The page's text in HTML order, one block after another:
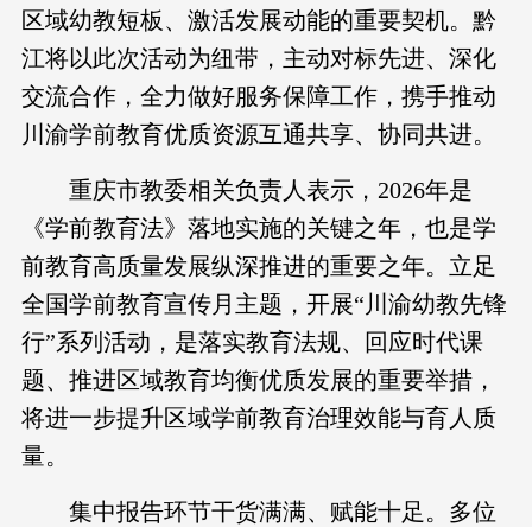
区域幼教短板、激活发展动能的重要契机。黔
江将以此次活动为纽带，主动对标先进、深化
交流合作，全力做好服务保障工作，携手推动
川渝学前教育优质资源互通共享、协同共进。
重庆市教委相关负责人表示，2026年是
《学前教育法》落地实施的关键之年，也是学
前教育高质量发展纵深推进的重要之年。立足
全国学前教育宣传月主题，开展“川渝幼教先锋
行”系列活动，是落实教育法规、回应时代课
题、推进区域教育均衡优质发展的重要举措，
将进一步提升区域学前教育治理效能与育人质
量。
集中报告环节干货满满、赋能十足。多位